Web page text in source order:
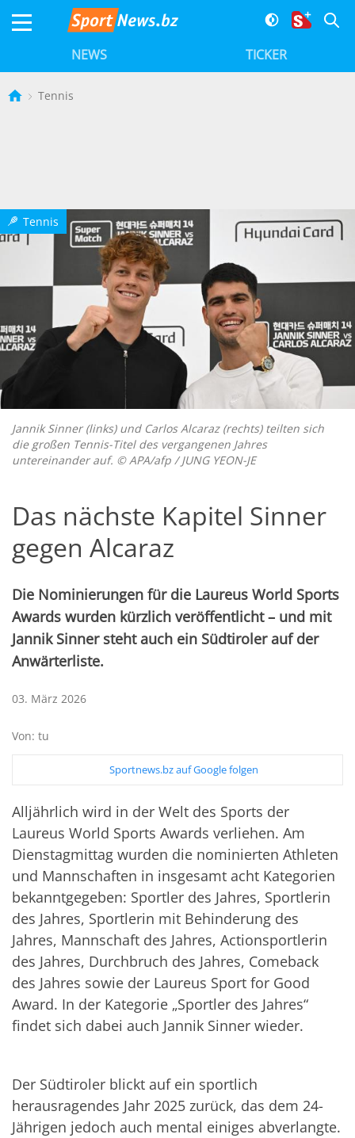
NEWS TICKER
Tennis
T Tennis
Jannik Sinner (links) und Carlos Alcaraz (rechts) teilten sich
die großen Tennis-Titel des vergangenen Jahres
untereinander auf. © APA/afp / JUNG YEON-JE
Das nächste Kapitel Sinner
gegen Alcaraz
Die Nominierungen für die Laureus World Sports
Awards wurden kürzlich veröffentlicht – und mit
Jannik Sinner steht auch ein Südtiroler auf der
Anwärterliste.
03. März 2026
Von: tu
Sportnews.bz auf Google folgen
Alljährlich wird in der Welt des Sports der
Laureus World Sports Awards verliehen. Am
Dienstagmittag wurden die nominierten Athleten
und Mannschaften in insgesamt acht Kategorien
bekanntgegeben: Sportler des Jahres, Sportlerin
des Jahres, Sportlerin mit Behinderung des
Jahres, Mannschaft des Jahres, Actionsportlerin
des Jahres, Durchbruch des Jahres, Comeback
des Jahres sowie der Laureus Sport for Good
Award. In der Kategorie „Sportler des Jahres“
findet sich dabei auch Jannik Sinner wieder.
Der Südtiroler blickt auf ein sportlich
herausragendes Jahr 2025 zurück, das dem 24-
Jährigen jedoch auch mental einiges abverlangte.